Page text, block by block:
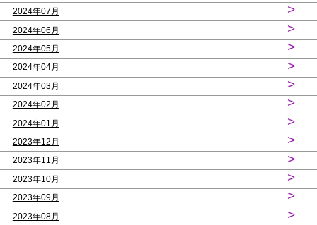
2024年07月 >
2024年06月 >
2024年05月 >
2024年04月 >
2024年03月 >
2024年02月 >
2024年01月 >
2023年12月 >
2023年11月 >
2023年10月 >
2023年09月 >
2023年08月 >